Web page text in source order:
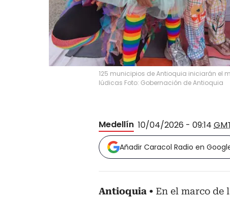
125 municipios de Antioquia iniciarán el
lúdicas Foto: Gobernación de Antioquia
Medellín 10/04/2026 - 09:14
Añadir Caracol Radio en
Antioquia
En el marco de